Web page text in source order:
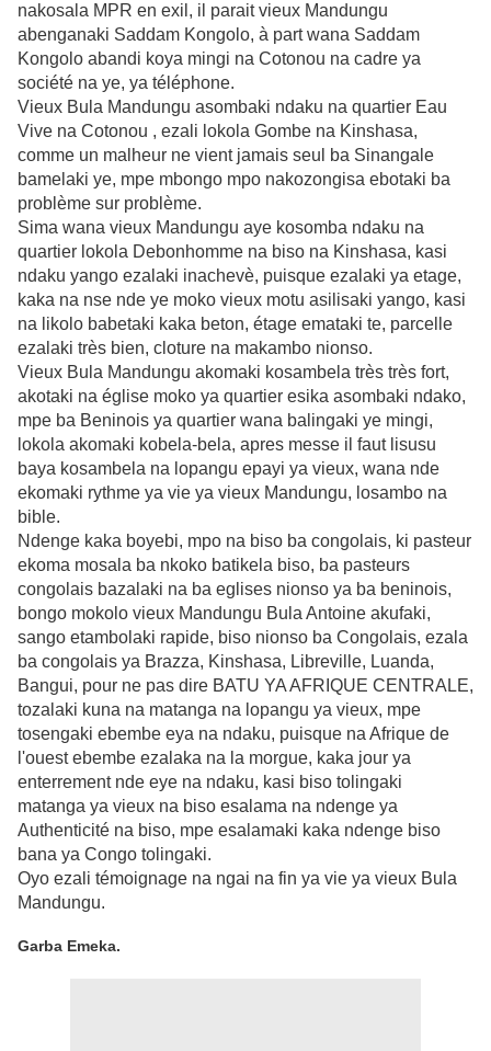
nakosala MPR en exil, il parait vieux Mandungu
abenganaki Saddam Kongolo, à part wana Saddam
Kongolo abandi koya mingi na Cotonou na cadre ya
société na ye, ya téléphone.
Vieux Bula Mandungu asombaki ndaku na quartier Eau
Vive na Cotonou , ezali lokola Gombe na Kinshasa,
comme un malheur ne vient jamais seul ba Sinangale
bamelaki ye, mpe mbongo mpo nakozongisa ebotaki ba
problème sur problème.
Sima wana vieux Mandungu aye kosomba ndaku na
quartier lokola Debonhomme na biso na Kinshasa, kasi
ndaku yango ezalaki inachevè, puisque ezalaki ya etage,
kaka na nse nde ye moko vieux motu asilisaki yango, kasi
na likolo babetaki kaka beton, étage emataki te, parcelle
ezalaki très bien, cloture na makambo nionso.
Vieux Bula Mandungu akomaki kosambela très très fort,
akotaki na église moko ya quartier esika asombaki ndako,
mpe ba Beninois ya quartier wana balingaki ye mingi,
lokola akomaki kobela-bela, apres messe il faut lisusu
baya kosambela na lopangu epayi ya vieux, wana nde
ekomaki rythme ya vie ya vieux Mandungu, losambo na
bible.
Ndenge kaka boyebi, mpo na biso ba congolais, ki pasteur
ekoma mosala ba nkoko batikela biso, ba pasteurs
congolais bazalaki na ba eglises nionso ya ba beninois,
bongo mokolo vieux Mandungu Bula Antoine akufaki,
sango etambolaki rapide, biso nionso ba Congolais, ezala
ba congolais ya Brazza, Kinshasa, Libreville, Luanda,
Bangui, pour ne pas dire BATU YA AFRIQUE CENTRALE,
tozalaki kuna na matanga na lopangu ya vieux, mpe
tosengaki ebembe eya na ndaku, puisque na Afrique de
l'ouest ebembe ezalaka na la morgue, kaka jour ya
enterrement nde eye na ndaku, kasi biso tolingaki
matanga ya vieux na biso esalama na ndenge ya
Authenticité na biso, mpe esalamaki kaka ndenge biso
bana ya Congo tolingaki.
Oyo ezali témoignage na ngai na fin ya vie ya vieux Bula
Mandungu.
Garba Emeka.